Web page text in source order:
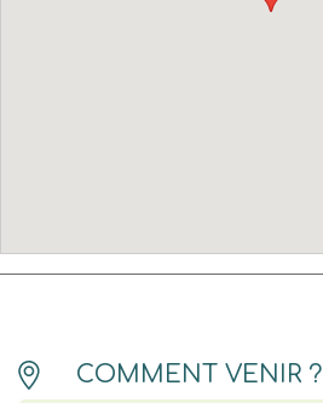
COMMENT VENIR ?